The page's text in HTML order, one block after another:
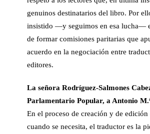
genuinos destinatarios del libro. Por
insistido —y seguimos en esa lucha—
de formar comisiones paritarias que
acuerdo en la negociación entre
editores.
La señora Rodríguez-Salmones
Parlamentario Popular, a Antonio
En el proceso de creación y de
cuando se necesita, el traductor es la